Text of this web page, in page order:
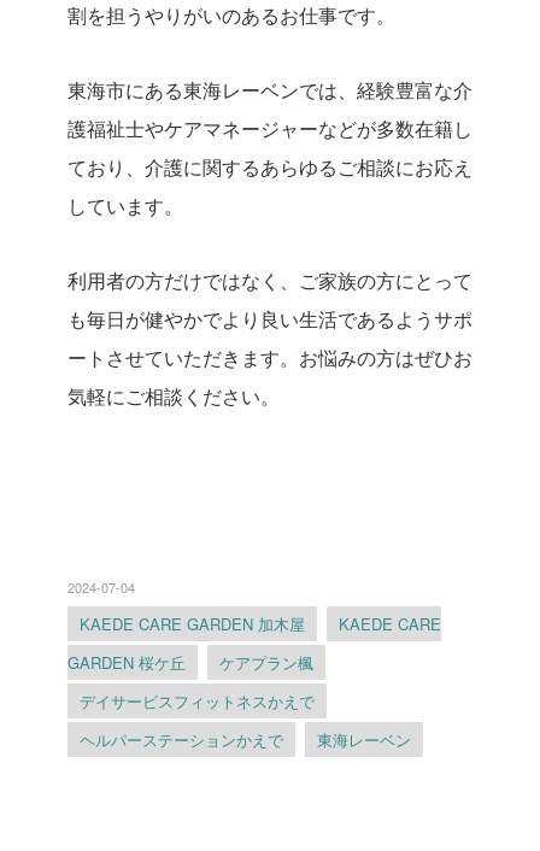
割を担うやりがいのあるお仕事です。
東海市にある東海レーベンでは、経験豊富な介
護福祉士やケアマネージャーなどが多数在籍し
ており、介護に関するあらゆるご相談にお応え
しています。
利用者の方だけではなく、ご家族の方にとって
も毎日が健やかでより良い生活であるようサポ
ートさせていただきます。お悩みの方はぜひお
気軽にご相談ください。
2024-07-04
KAEDE CARE GARDEN 加木屋
KAEDE CARE
GARDEN 桜ケ丘
ケアプラン楓
デイサービスフィットネスかえで
ヘルパーステーションかえで
東海レーベン